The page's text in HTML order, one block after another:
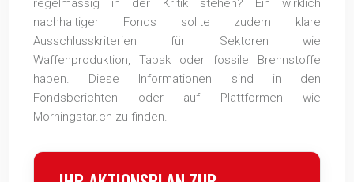
regelmässig in der Kritik stehen? Ein wirklich
nachhaltiger Fonds sollte zudem klare
Ausschlusskriterien für Sektoren wie
Waffenproduktion, Tabak oder fossile Brennstoffe
haben. Diese Informationen sind in den
Fondsberichten oder auf Plattformen wie
Morningstar.ch zu finden.